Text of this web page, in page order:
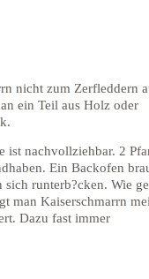
nicht zum Zerfleddern
ein Teil aus Holz oder
ist nachvollziehbar. 2
Ein Backofen
sich runterb?cken. Wie
man Kaiserschmarrn
Dazu fast immer